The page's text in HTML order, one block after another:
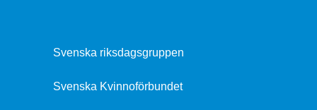
Svenska riksdagsgruppen
Svenska Kvinnoförbundet